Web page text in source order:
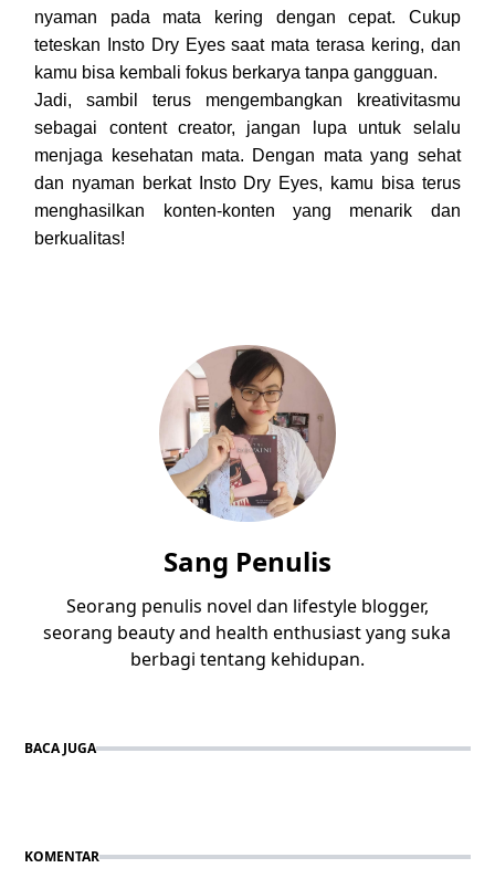
nyaman pada mata kering dengan cepat. Cukup
teteskan Insto Dry Eyes saat mata terasa kering, dan
kamu bisa kembali fokus berkarya tanpa gangguan.
Jadi, sambil terus mengembangkan kreativitasmu
sebagai content creator, jangan lupa untuk selalu
menjaga kesehatan mata. Dengan mata yang sehat
dan nyaman berkat Insto Dry Eyes, kamu bisa terus
menghasilkan konten-konten yang menarik dan
berkualitas!
Sang Penulis
Seorang penulis novel dan lifestyle blogger,
seorang beauty and health enthusiast yang suka
berbagi tentang kehidupan.
BACA JUGA
KOMENTAR